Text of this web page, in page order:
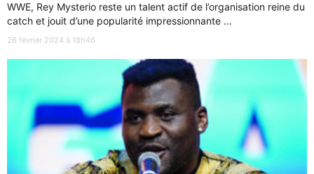
WWE, Rey Mysterio reste un talent actif de l’organisation reine du
catch et jouit d’une popularité impressionnante ...
26 février 2024 à 18h46